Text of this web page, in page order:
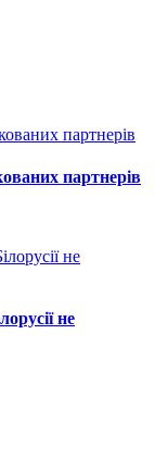
партнерів
не